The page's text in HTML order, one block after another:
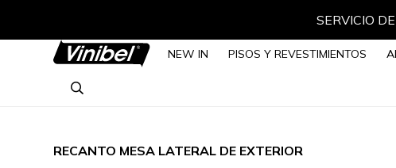
SERVICIO
NEW IN PISOS Y REVESTIMIENTOS
RECANTO MESA LATERAL DE EXTERIOR